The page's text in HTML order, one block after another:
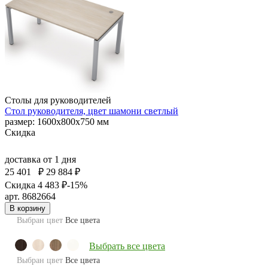
Столы для руководителей
Стол руководителя, цвет шамони светлый
размер: 1600х800х750 мм
Скидка
доставка от 1 дня
25 401
₽ 29 884 ₽
Скидка 4 483 ₽-15%
арт. 8682664
В корзину
Выбран цвет Все цвета
Выбрать все цвета
Выбран цвет Все цвета